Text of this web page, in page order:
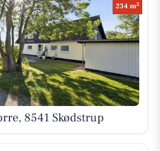
234 m2
8541 Skødstrup